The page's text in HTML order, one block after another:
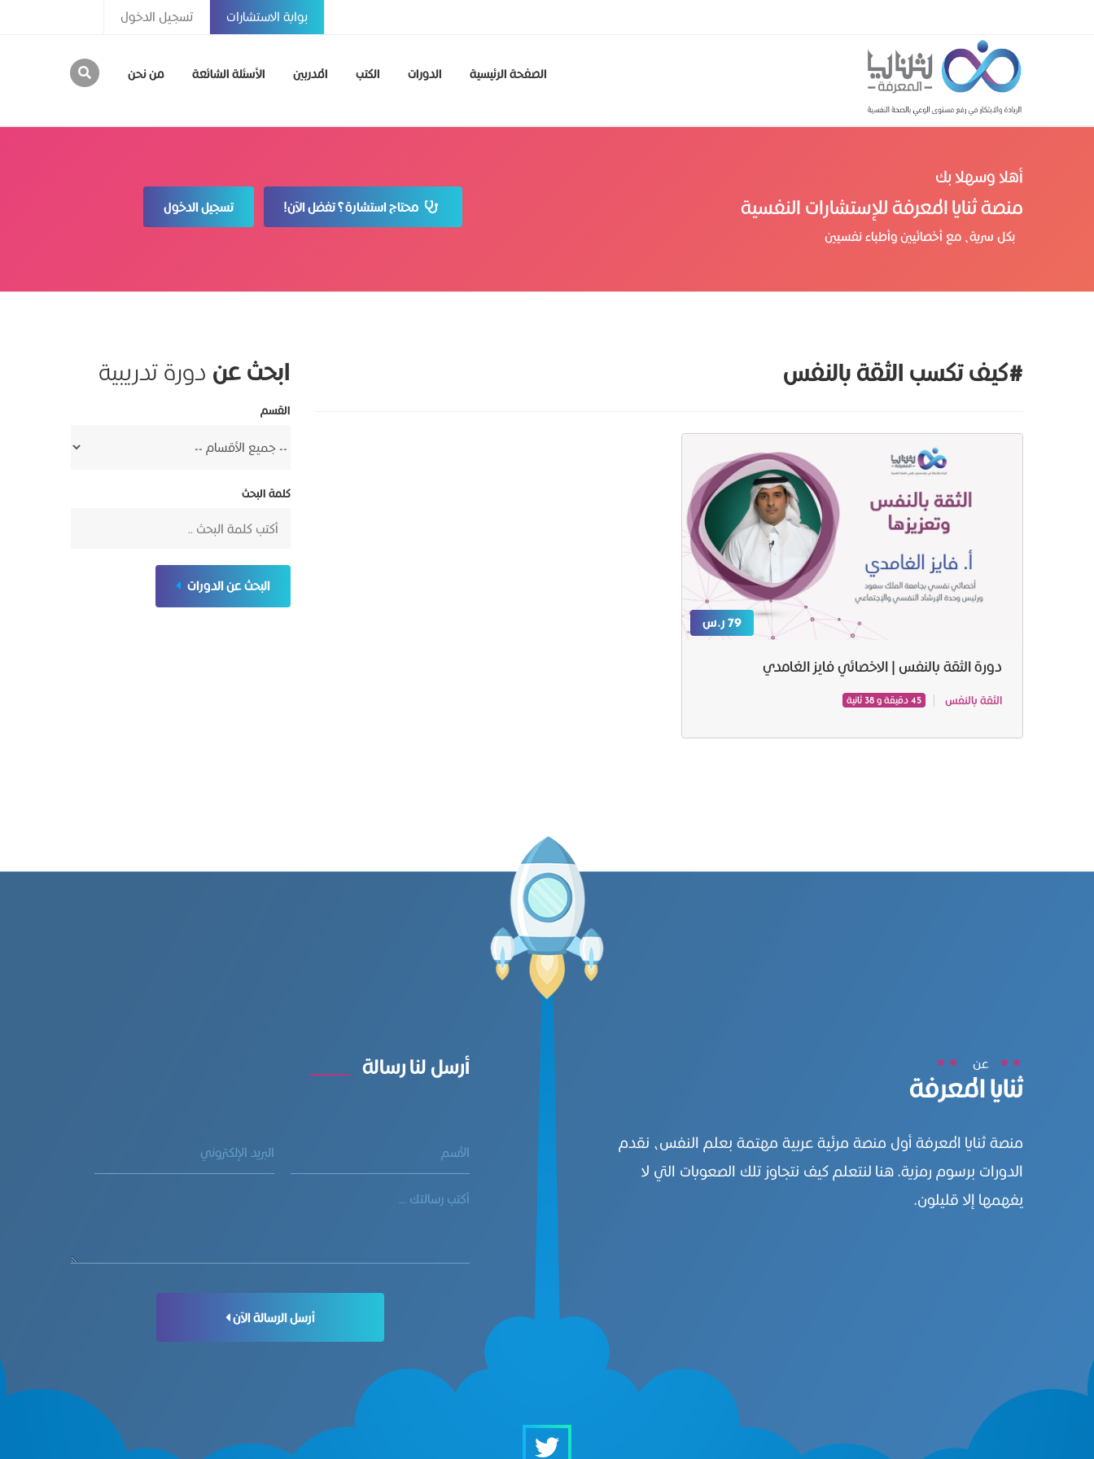
تسجيل الدخول بوابة الاستشارات
الصفحة الرئيسية الدورات الكتب المدربين الأسئلة الشائعة من نحن
أهلا وسهلا بك
منصة ثنايا المعرفة للإستشارات النفسية
بكل سرية، مع أخصائيين وأطباء نفسيين
محتاج استشارة؟ تفضل الآن! تسجيل الدخول
#كيف تكسب الثقة بالنفس
79 ر.س
دورة الثقة بالنفس | الاخصائي فايز الغامدي
الثقة بالنفس 45 دقيقة و 38 ثانية
ابحث عن دورة تدريبية
القسم
كلمة البحث
البحث عن الدورات
عن
ثنايا المعرفة
منصة ثنايا المعرفة أول منصة مرئية عربية مهتمة بعلم النفس، نقدم
الدورات برسوم رمزية. هنا لنتعلم كيف نتجاوز تلك الصعوبات التي لا
يفهمها إلا قليلون.
أرسل لنا رسالة
أرسل الرسالة الآن